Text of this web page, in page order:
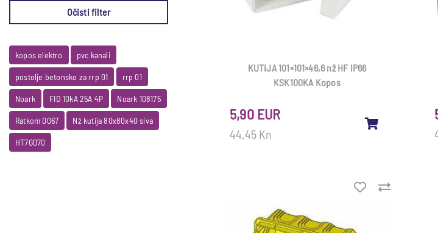
Očisti filter
kopos elektro pvc kanali
postolje betonsko za rrp 01 rrp 01
Noark FID 10kA 25A 4P Noark 108175
Ratkom 0067 Nž kutija 80x80x40 siva
HT7G070
KUTIJA 101×101×46,6 nž HF IP66
KSK100KA Kopos
44,45 Kn
5,90 EUR